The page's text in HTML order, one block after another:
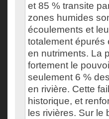
et 85 % transite
zones humides
écoulements et
totalement épurés
en nutriments. La
fortement le
seulement 6 %
en rivière. Cette
historique, et
les rivières. Sur le